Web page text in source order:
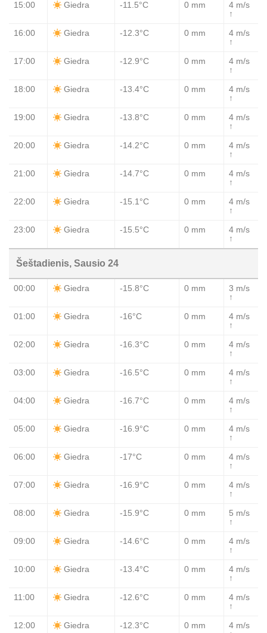
15:00 Giedra -11.5°C 0 mm
4 m/s
↑
16:00 Giedra -12.3°C 0 mm
4 m/s
↑
17:00 Giedra -12.9°C 0 mm
4 m/s
↑
18:00 Giedra -13.4°C 0 mm
4 m/s
↑
19:00 Giedra -13.8°C 0 mm
4 m/s
↑
20:00 Giedra -14.2°C 0 mm
4 m/s
↑
21:00 Giedra -14.7°C 0 mm
4 m/s
↑
22:00 Giedra -15.1°C 0 mm
4 m/s
↑
23:00 Giedra -15.5°C 0 mm
4 m/s
↑
Šeštadienis, Sausio 24
00:00 Giedra -15.8°C 0 mm
3 m/s
↑
01:00 Giedra -16°C 0 mm
4 m/s
↑
02:00 Giedra -16.3°C 0 mm
4 m/s
↑
03:00 Giedra -16.5°C 0 mm
4 m/s
↑
04:00 Giedra -16.7°C 0 mm
4 m/s
↑
05:00 Giedra -16.9°C 0 mm
4 m/s
↑
06:00 Giedra -17°C 0 mm
4 m/s
↑
07:00 Giedra -16.9°C 0 mm
4 m/s
↑
08:00 Giedra -15.9°C 0 mm
5 m/s
↑
09:00 Giedra -14.6°C 0 mm
4 m/s
↑
10:00 Giedra -13.4°C 0 mm
4 m/s
↑
11:00 Giedra -12.6°C 0 mm
4 m/s
↑
12:00 Giedra -12.3°C 0 mm
4 m/s